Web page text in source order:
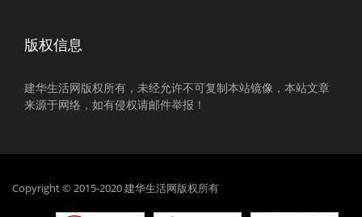
版权信息
建华生活网版权所有，未经允许不可复制本站镜像，本站文章
来源于网络，如有侵权请邮件举报！
Copyright © 2015-2020 建华生活网版权所有